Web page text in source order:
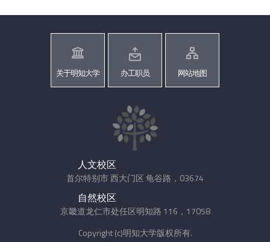
关于明知大学 办工职员 网站地图
人文校区
首尔特别市 西大门区 龟谷路，03674
自然校区
京畿道龙仁市处任区明知路 116，17058
Copyright (c)明知大学版权所有.